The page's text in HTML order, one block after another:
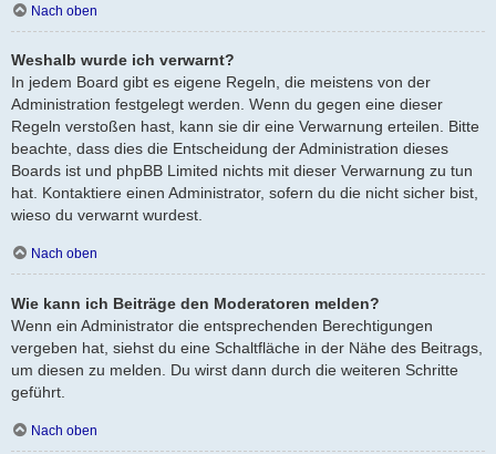
Nach oben
Weshalb wurde ich verwarnt?
In jedem Board gibt es eigene Regeln, die meistens von der
Administration festgelegt werden. Wenn du gegen eine dieser
Regeln verstoßen hast, kann sie dir eine Verwarnung erteilen. Bitte
beachte, dass dies die Entscheidung der Administration dieses
Boards ist und phpBB Limited nichts mit dieser Verwarnung zu tun
hat. Kontaktiere einen Administrator, sofern du die nicht sicher bist,
wieso du verwarnt wurdest.
Nach oben
Wie kann ich Beiträge den Moderatoren melden?
Wenn ein Administrator die entsprechenden Berechtigungen
vergeben hat, siehst du eine Schaltfläche in der Nähe des Beitrags,
um diesen zu melden. Du wirst dann durch die weiteren Schritte
geführt.
Nach oben